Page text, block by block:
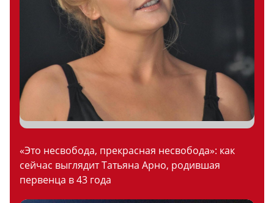
«Это несвобода, прекрасная несвобода»: как
сейчас выглядит Татьяна Арно, родившая
первенца в 43 года